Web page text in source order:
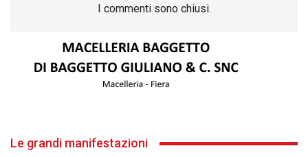
I commenti sono chiusi.
Le grandi manifestazioni